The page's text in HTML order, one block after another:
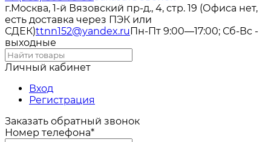
г.Москва, 1-й Вязовский пр-д., 4, стр. 19 (Офиса нет,
есть доставка через ПЭК или
СДЕК)ttnn152@yandex.ruПн-Пт 9:00—17:00; Сб-Вс -
выходные
Личный кабинет
Вход
Регистрация
Заказать обратный звонок
Номер телефона*